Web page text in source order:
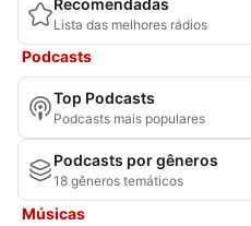
Recomendadas
Lista das melhores rádios
Podcasts
Top Podcasts
Podcasts mais populares
Podcasts por gêneros
18 gêneros temáticos
Músicas